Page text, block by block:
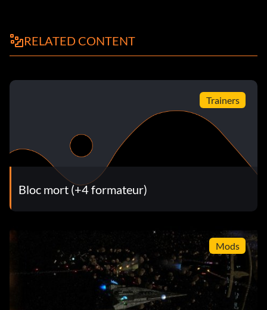
RELATED CONTENT
Trainers
Bloc mort (+4 formateur)
Mods